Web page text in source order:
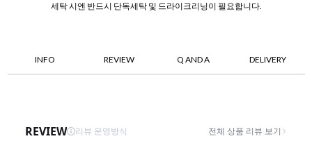
세탁 시엔 반드시 단독세탁 및 드라이크리닝이 필요합니다.
INFO REVIEW Q AND A DELIVERY